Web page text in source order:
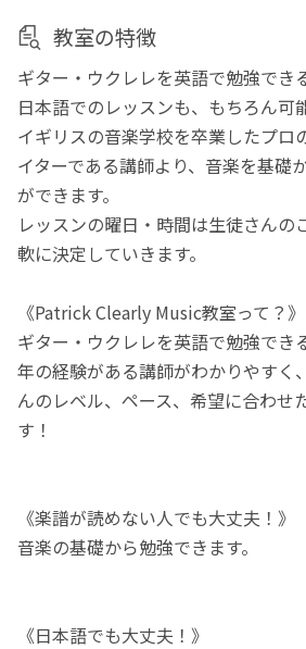
教室の特徴
ギター・ウクレレを英語で勉強でき
日本語でのレッスンも、もちろん可
イギリスの音楽学校を卒業したプロ
イターである講師より、音楽を基礎
ができます。
レッスンの曜日・時間は生徒さんの
軟に決定していきます。
《Patrick Clearly Music教室って？》
ギター・ウクレレを英語で勉強でき
年の経験がある講師がわかりやすく
んのレベル、ペース、希望に合わせ
す！
《楽譜が読めない人でも大丈夫！》
音楽の基礎から勉強できます。
《日本語でも大丈夫！》